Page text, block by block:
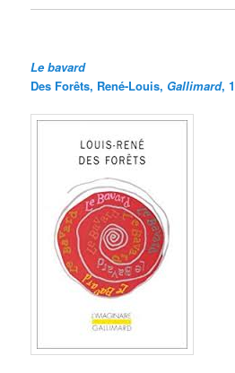
Le bavard
Des Forêts, René-Louis, Gallimard,